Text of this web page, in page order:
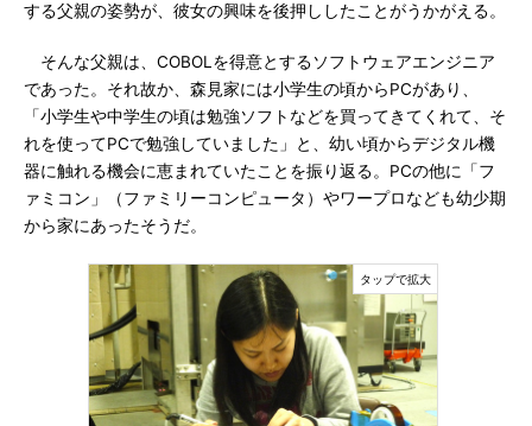
する父親の姿勢が、彼女の興味を後押ししたことがうかがえる。
そんな父親は、COBOLを得意とするソフトウェアエンジニア
であった。それ故か、森見家には小学生の頃からPCがあり、
「小学生や中学生の頃は勉強ソフトなどを買ってきてくれて、そ
れを使ってPCで勉強していました」と、幼い頃からデジタル機
器に触れる機会に恵まれていたことを振り返る。PCの他に「フ
ァミコン」（ファミリーコンピュータ）やワープロなども幼少期
から家にあったそうだ。